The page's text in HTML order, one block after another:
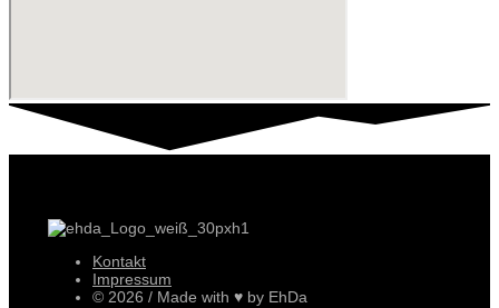
Kontakt
Impressum
© 2026 / Made with ♥ by EhDa